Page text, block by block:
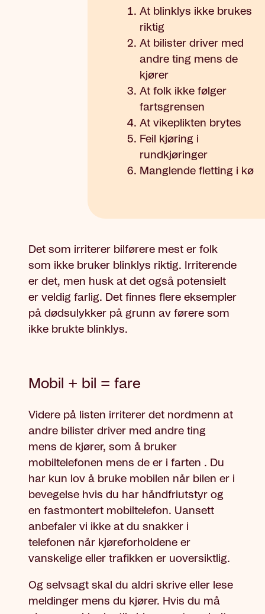
At blinklys ikke brukes
riktig
At bilister driver med
andre ting mens de
kjører
At folk ikke følger
fartsgrensen
At vikeplikten brytes
Feil kjøring i
rundkjøringer
Manglende fletting i kø
Det som irriterer bilførere mest er folk
som ikke bruker blinklys riktig. Irriterende
er det, men husk at det også potensielt
er veldig farlig. Det finnes flere eksempler
på dødsulykker på grunn av førere som
ikke brukte blinklys.
Mobil + bil = fare
Videre på listen irriterer det nordmenn at
andre bilister driver med andre ting
mens de kjører, som å bruker
mobiltelefonen mens de er i farten . Du
har kun lov å bruke mobilen når bilen er i
bevegelse hvis du har håndfriutstyr og
en fastmontert mobiltelefon. Uansett
anbefaler vi ikke at du snakker i
telefonen når kjøreforholdene er
vanskelige eller trafikken er uoversiktlig.
Og selvsagt skal du aldri skrive eller lese
meldinger mens du kjører. Hvis du må